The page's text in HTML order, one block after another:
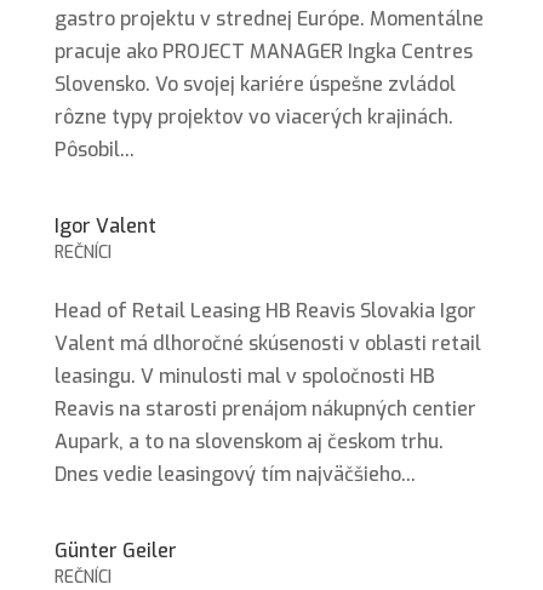
gastro projektu v strednej Európe. Momentálne
pracuje ako PROJECT MANAGER Ingka Centres
Slovensko. Vo svojej kariére úspešne zvládol
rôzne typy projektov vo viacerých krajinách.
Pôsobil...
Igor Valent
REČNÍCI
Head of Retail Leasing HB Reavis Slovakia Igor
Valent má dlhoročné skúsenosti v oblasti retail
leasingu. V minulosti mal v spoločnosti HB
Reavis na starosti prenájom nákupných centier
Aupark, a to na slovenskom aj českom trhu.
Dnes vedie leasingový tím najväčšieho...
Günter Geiler
REČNÍCI